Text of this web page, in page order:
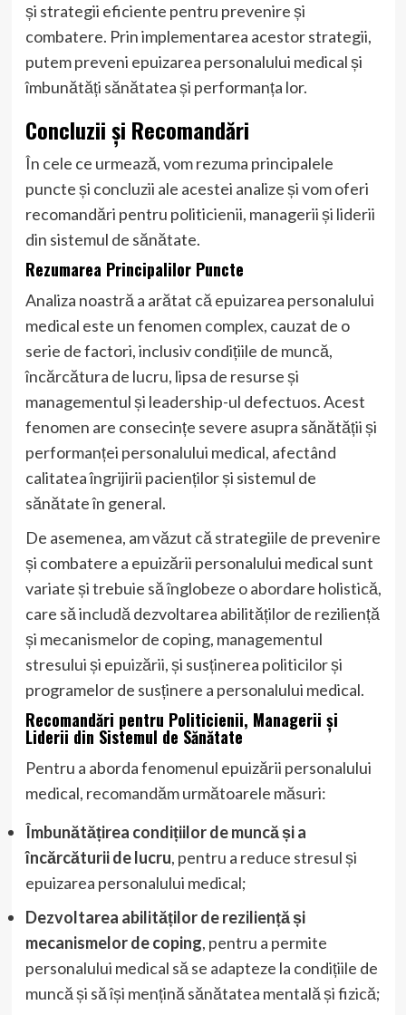
și strategii eficiente pentru prevenire și
combatere. Prin implementarea acestor strategii,
putem preveni epuizarea personalului medical și
îmbunătăți sănătatea și performanța lor.
Concluzii și Recomandări
În cele ce urmează, vom rezuma principalele
puncte și concluzii ale acestei analize și vom oferi
recomandări pentru politicienii, managerii și liderii
din sistemul de sănătate.
Rezumarea Principalilor Puncte
Analiza noastră a arătat că epuizarea personalului
medical este un fenomen complex, cauzat de o
serie de factori, inclusiv condițiile de muncă,
încărcătura de lucru, lipsa de resurse și
managementul și leadership-ul defectuos. Acest
fenomen are consecințe severe asupra sănătății și
performanței personalului medical, afectând
calitatea îngrijirii pacienților și sistemul de
sănătate în general.
De asemenea, am văzut că strategiile de prevenire
și combatere a epuizării personalului medical sunt
variate și trebuie să înglobeze o abordare holistică,
care să includă dezvoltarea abilităților de reziliență
și mecanismelor de coping, managementul
stresului și epuizării, și susținerea politicilor și
programelor de susținere a personalului medical.
Recomandări pentru Politicienii, Managerii și
Liderii din Sistemul de Sănătate
Pentru a aborda fenomenul epuizării personalului
medical, recomandăm următoarele măsuri:
Îmbunătățirea condițiilor de muncă și a
încărcăturii de lucru, pentru a reduce stresul și
epuizarea personalului medical;
Dezvoltarea abilităților de reziliență și
mecanismelor de coping, pentru a permite
personalului medical să se adapteze la condițiile de
muncă și să își mențină sănătatea mentală și fizică;